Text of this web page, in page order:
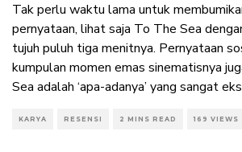
Tak perlu waktu lama untuk
pernyataan, lihat saja To The Sea
tujuh puluh tiga menitnya. Pernyataan
kumpulan momen emas sinematisnya
Sea adalah ‘apa-adanya’ yang sangat
KARYA RESENSI 2 MINS READ 169 VIEWS